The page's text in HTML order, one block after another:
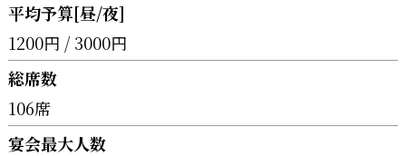
平均予算[昼/夜]
1200円 / 3000円
総席数
106席
宴会最大人数